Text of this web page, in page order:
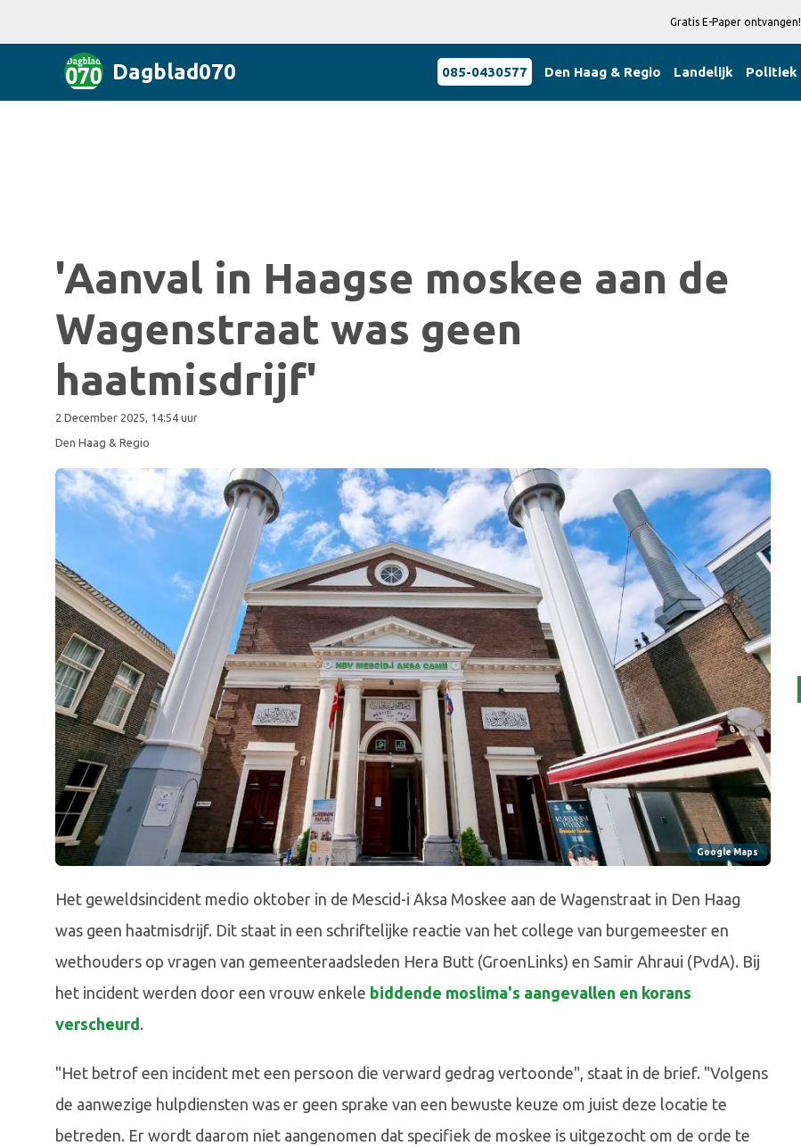
Gratis E-Paper ontvangen!
Dagblad070 085-0430577 Den Haag & Regio Landelijk Politiek
'Aanval in Haagse moskee aan de
Wagenstraat was geen
haatmisdrijf'
2 December 2025, 14:54 uur
Den Haag & Regio
Google Maps
Het geweldsincident medio oktober in de Mescid-i Aksa Moskee aan de Wagenstraat in Den Haag
was geen haatmisdrijf. Dit staat in een schriftelijke reactie van het college van burgemeester en
wethouders op vragen van gemeenteraadsleden Hera Butt (GroenLinks) en Samir Ahraui (PvdA). Bij
het incident werden door een vrouw enkele biddende moslima's aangevallen en korans
verscheurd .
"Het betrof een incident met een persoon die verward gedrag vertoonde", staat in de brief. "Volgens
de aanwezige hulpdiensten was er geen sprake van een bewuste keuze om juist deze locatie te
betreden. Er wordt daarom niet aangenomen dat specifiek de moskee is uitgezocht om de orde te